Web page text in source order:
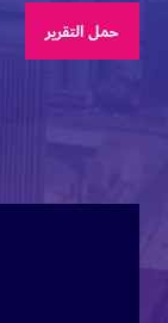
حمل التقرير